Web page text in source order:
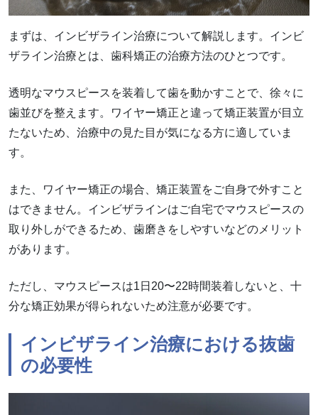
まずは、インビザライン治療について解説します。インビ
ザライン治療とは、歯科矯正の治療方法のひとつです。
透明なマウスピースを装着して歯を動かすことで、徐々に
歯並びを整えます。ワイヤー矯正と違って矯正装置が目立
たないため、治療中の見た目が気になる方に適していま
す。
また、ワイヤー矯正の場合、矯正装置をご自身で外すこと
はできません。インビザラインはご自宅でマウスピースの
取り外しができるため、歯磨きをしやすいなどのメリット
があります。
ただし、マウスピースは1日20〜22時間装着しないと、十
分な矯正効果が得られないため注意が必要です。
インビザライン治療における抜歯
の必要性